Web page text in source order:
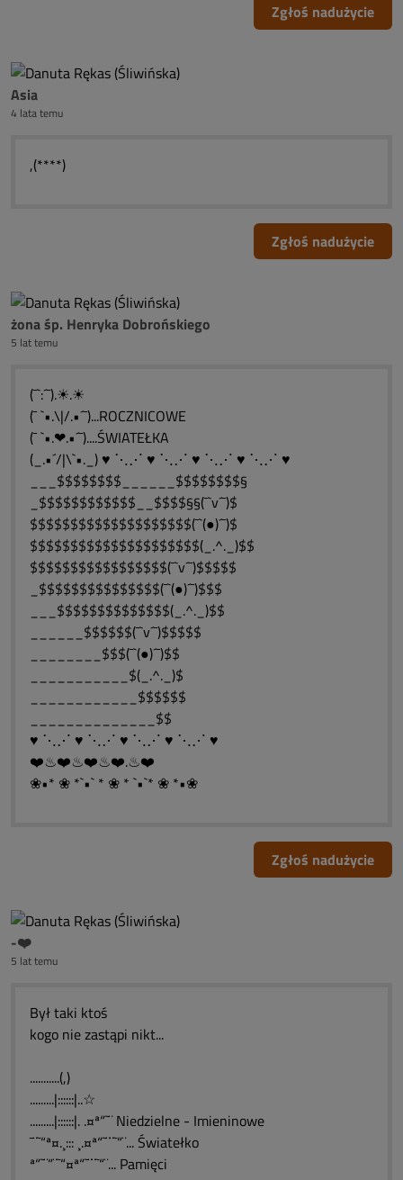
Zgłoś nadużycie
Asia
4 lata temu
,(****)
Zgłoś nadużycie
żona śp. Henryka Dobrońskiego
5 lat temu
(¯`:´¯).☀.☀
(¯ `•.\|/.•´¯)...ROCZNICOWE
(¯ `•.❤.•´¯)....ŚWIATEŁKA
(_.•´/|\`•._) ♥ ⋱⋰ ♥ ⋱⋰ ♥ ⋱⋰ ♥ ⋱⋰ ♥
___$$$$$$$$______$$$$$$$$§
_$$$$$$$$$$$$__$$$$§§(¯`v´¯)$
$$$$$$$$$$$$$$$$$$$$(¯`(●)´¯)$
$$$$$$$$$$$$$$$$$$$$$(_.^._)$$
$$$$$$$$$$$$$$$$$(¯`v´¯)$$$$$
_$$$$$$$$$$$$$$$(¯`(●)´¯)$$$
___$$$$$$$$$$$$$$(_.^._)$$
______$$$$$$(¯`v´¯)$$$$$
________$$$(¯`(●)´¯)$$
___________$(_.^._)$
____________$$$$$$
______________$$
♥ ⋱⋰ ♥ ⋱⋰ ♥ ⋱⋰ ♥ ⋱⋰ ♥
❤️♨❤️♨❤️♨❤️.♨❤️
❀•* ❀ *`•` * ❀ * `•`* ❀ *•❀
Zgłoś nadużycie
-❤️
5 lat temu
Był taki ktoś
kogo nie zastąpi nikt...
...........(,)
.........|::::::|..☆
.........|::::::|. .¤ª“˜¨️ Niedzielne - Imieninowe
¯¨˜️“ª¤.¸::: ¸.¤ª“˜¨¨˜“¨...️ Światełko
ª“˜¨“¨˜“️¤ª“˜¨¨˜“¨...️ Pamięci